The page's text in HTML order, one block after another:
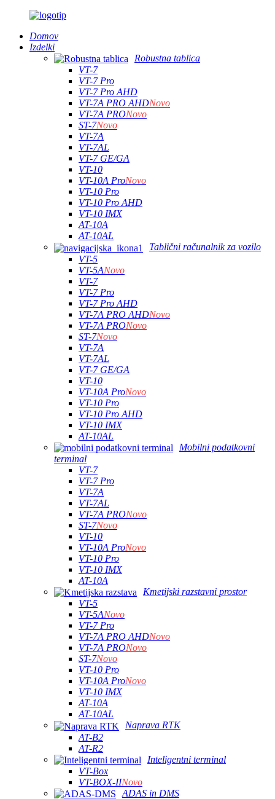
Domov
Izdelki
Robustna tablica
VT-7
VT-7 Pro
VT-7 Pro AHD
VT-7A PRO AHDNovo
VT-7A PRONovo
ST-7Novo
VT-7A
VT-7AL
VT-7 GE/GA
VT-10
VT-10A ProNovo
VT-10 Pro
VT-10 Pro AHD
VT-10 IMX
AT-10A
AT-10AL
Tablični računalnik za vozilo
VT-5
VT-5ANovo
VT-7
VT-7 Pro
VT-7 Pro AHD
VT-7A PRO AHDNovo
VT-7A PRONovo
ST-7Novo
VT-7A
VT-7AL
VT-7 GE/GA
VT-10
VT-10A ProNovo
VT-10 Pro
VT-10 Pro AHD
VT-10 IMX
AT-10AL
Mobilni podatkovni
terminal
VT-7
VT-7 Pro
VT-7A
VT-7AL
VT-7A PRONovo
ST-7Novo
VT-10
VT-10A ProNovo
VT-10 Pro
VT-10 IMX
AT-10A
Kmetijski razstavni prostor
VT-5
VT-5ANovo
VT-7 Pro
VT-7A PRO AHDNovo
VT-7A PRONovo
ST-7Novo
VT-10 Pro
VT-10A ProNovo
VT-10 IMX
AT-10A
AT-10AL
Naprava RTK
AT-B2
AT-R2
Inteligentni terminal
VT-Box
VT-BOX-IINovo
ADAS in DMS